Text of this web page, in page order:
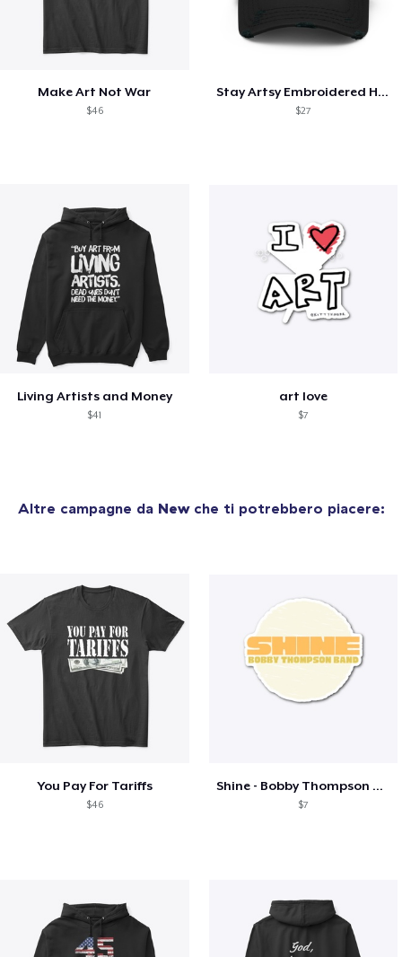
Make Art Not War
$46
Stay Artsy Embroidered Hat
$27
Living Artists and Money
$41
art love
$7
Altre campagne da Newche ti potrebbero piacere:
You Pay For Tariffs
$46
Shine - Bobby Thompson Band Merch
$7